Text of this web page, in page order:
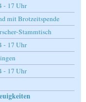
- 17 Uhr
mit Brotzeitspende
Stammtisch
- 17 Uhr
- 17 Uhr